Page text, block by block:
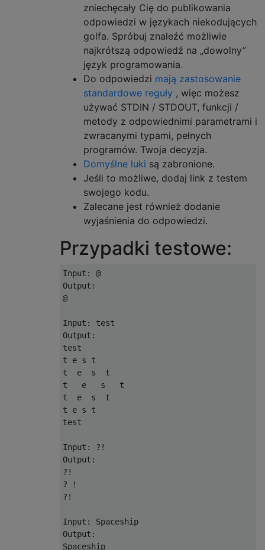
zniechęcały Cię do publikowania
odpowiedzi w językach niekodujących
golfa. Spróbuj znaleźć możliwie
najkrótszą odpowiedź na „dowolny”
język programowania.
Do odpowiedzi mają zastosowanie
standardowe reguły , więc możesz
używać STDIN / STDOUT, funkcji /
metody z odpowiednimi parametrami i
zwracanymi typami, pełnych
programów. Twoja decyzja.
Domyślne luki są zabronione.
Jeśli to możliwe, dodaj link z testem
swojego kodu.
Zalecane jest również dodanie
wyjaśnienia do odpowiedzi.
Przypadki testowe:
Input: @
Output:
@
Input: test
Output:
test
t e s t
t  e  s  t
t   e   s   t
t  e  s  t
t e s t
test
Input: ?!
Output:
?!
? !
?!
Input: Spaceship
Output:
Spaceship